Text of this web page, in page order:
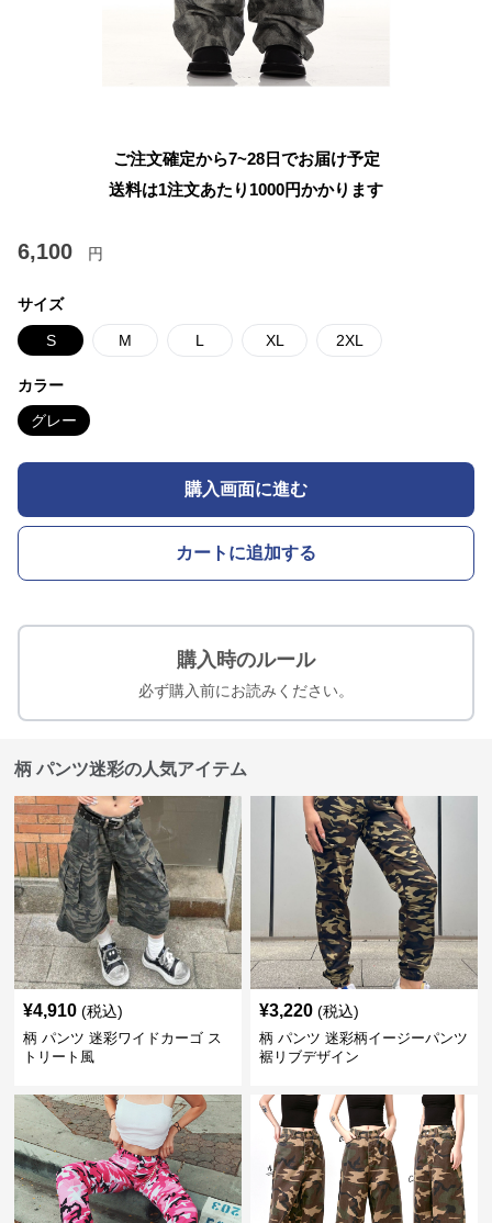
ご注文確定から7~28日でお届け予定
送料は1注文あたり 1000円かかります
6,100 円
サイズ
S M L XL 2XL
カラー
グレー
購入画面に進む
カートに追加する
購入時のルール
必ず購入前にお読みください。
柄 パンツ迷彩の人気アイテム
¥4,910 (税込)
柄 パンツ 迷彩ワイドカーゴ ス
トリート風
¥3,220 (税込)
柄 パンツ 迷彩柄イージーパンツ
裾リブデザイン